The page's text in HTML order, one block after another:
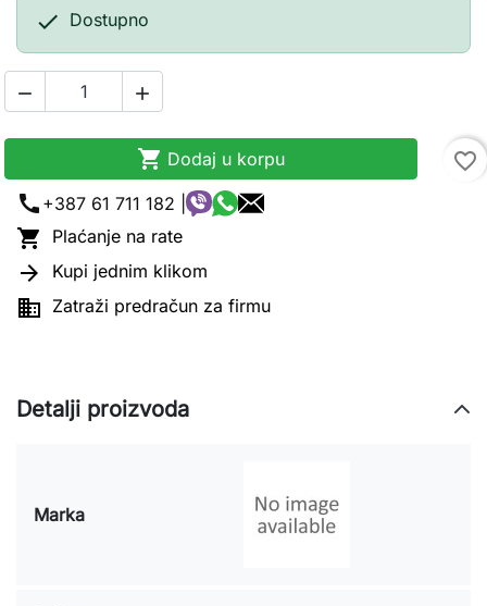
 Dostupno
 
 Dodaj u korpu
favorite_border
call +387 61 711 182 |
 Plaćanje na rate
 Kupi jednim klikom
 Zatraži predračun za firmu
Detalji proizvoda
Marka